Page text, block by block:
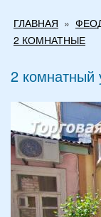
здесь
ГЛАВНАЯ »
2 КОМНАТНЫЕ
2 комнатный